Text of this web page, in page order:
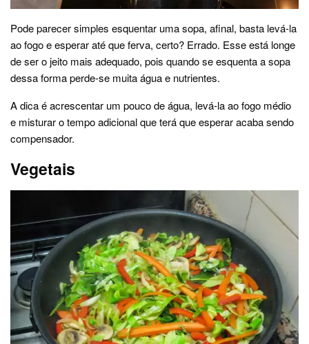
Pode parecer simples esquentar uma sopa, afinal, basta levá-la
ao fogo e esperar até que ferva, certo? Errado. Esse está longe
de ser o jeito mais adequado, pois quando se esquenta a sopa
dessa forma perde-se muita água e nutrientes.
A dica é acrescentar um pouco de água, levá-la ao fogo médio
e misturar o tempo adicional que terá que esperar acaba sendo
compensador.
Vegetais